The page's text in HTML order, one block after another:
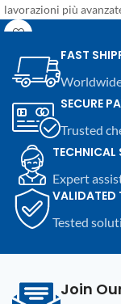
lavorazioni più
EEPROM.
FAST
SECURE
Trusted
TECHNICAL
Expert
VALIDATED
Tested
Join